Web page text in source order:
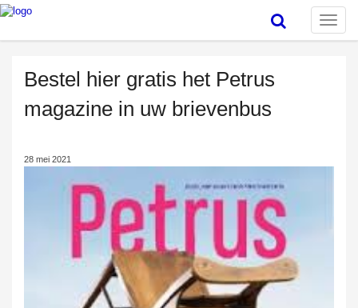
Toggle
Bestel hier gratis het Petrus
magazine in uw brievenbus
28 mei 2021